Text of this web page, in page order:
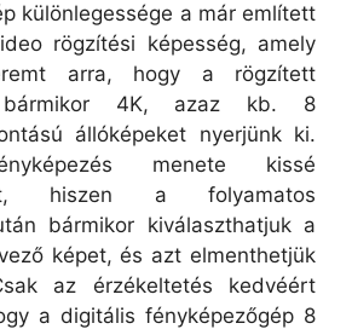
különlegessége a már említett
rögzítési képesség, amely
arra, hogy a rögzített
bármikor 4K, azaz kb. 8
állóképeket nyerjünk ki.
menete kissé
hiszen a folyamatos
bármikor kiválaszthatjuk a
képet, és azt elmenthetjük
az érzékeltetés kedvéért
a digitális fényképezőgép 8